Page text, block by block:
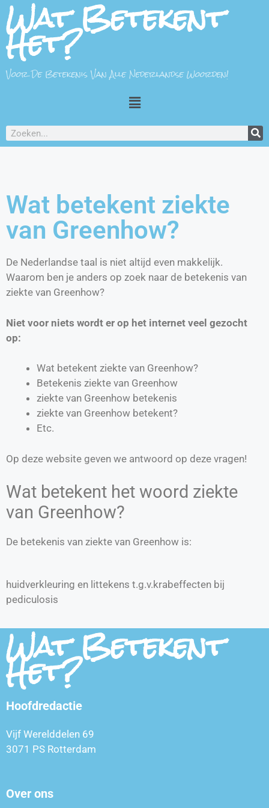
Wat Betekent
Het?
Voor De Betekenis Van Alle Nederlandse Woorden!
Wat betekent ziekte
van Greenhow?
De Nederlandse taal is niet altijd even makkelijk.
Waarom ben je anders op zoek naar de betekenis van
ziekte van Greenhow?
Niet voor niets wordt er op het internet veel gezocht
op:
Wat betekent ziekte van Greenhow?
Betekenis ziekte van Greenhow
ziekte van Greenhow betekenis
ziekte van Greenhow betekent?
Etc.
Op deze website geven we antwoord op deze vragen!
Wat betekent het woord ziekte
van Greenhow?
De betekenis van ziekte van Greenhow is:
huidverkleuring en littekens t.g.v.krabeffecten bij
pediculosis
Wat Betekent
Het?
Hoofdredactie
Vijf Werelddelen 69
3071 PS Rotterdam
Over ons